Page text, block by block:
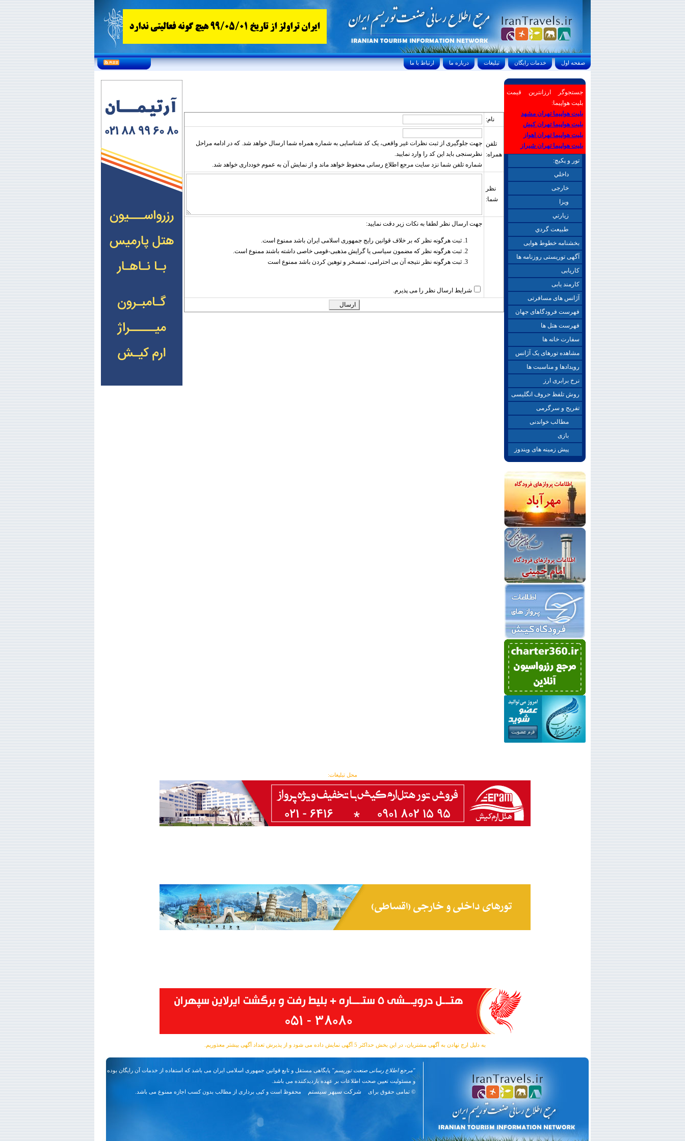
ارتباط با ما درباره ما تبليغات خدمات رايگان صفحه اول
نام:
تلفن
همراه:
جهت جلوگیری از ثبت نظرات غیر واقعی، یک کد شناسایی به شماره همراه شما ارسال خواهد شد. که در ادامه مراحل
نظرسنجی باید این کد را وارد نمایید.
شماره تلفن شما نزد سایت مرجع اطلاع رسانی محفوظ خواهد ماند و از نمایش آن به عموم خودداری خواهد شد.
نظر
شما:
جهت ارسال نظر لطفا به نکات زیر دقت نمایید:
ثبت هرگونه نظر که بر خلاف قوانین رایج جمهوری اسلامی ایران باشد ممنوع است.
ثبت هرگونه نظر که مضمون سیاسی یا گرایش مذهبی-قومی خاصی داشته باشند ممنوع است.
ثبت هرگونه نظر نتیجه آن بی احترامی، تمسخر و توهین کردن باشد ممنوع است
شرایط ارسال نظر را می پذیرم.
جستجوگر ارزانترین قیمت
بلیت هواپیما:
بلیت هواپیما تهران مشهد
بلیت هواپیما تهران کیش
بلیت هواپیما تهران اهواز
بلیت هواپیما تهران شیراز
تور و پکیچ:
داخلي
خارجی
ويزا
زيارتي
طبيعت گردي
بخشنامه خطوط هوایی
آگهی توریستی روزنامه ها
کاریابی
کارمند یابی
آژانس های مسافرتی
فهرست فرودگاهای جهان
فهرست هتل ها
سفارت خانه ها
مشاهده تورهای یک آژانس
رویدادها و مناسبت ها
نرخ برابری ارز
روش تلفظ حروف انگلیسی
تفریح و سرگرمی
مطالب خواندنی
بازی
پیش زمینه های ویندوز
محل تبلیغات:
به دلیل ارج نهادن به آگهی مشتریان، در این بخش حداکثر 5 آگهی نمایش داده می شود و از پذیرش تعداد آگهی بیشتر معذوریم.
"مرجع اطلاع رسانی صنعت توریسم" پایگاهی مستقل و تابع قوانین جمهوری اسلامی ایران می باشد که استفاده از خدمات آن رایگان بوده
و مسئوليت تعیین صحت اطلاعات بر عهده بازدیدکننده می باشد.
© تمامی حقوق برای
شرکت سپهر سیستم محفوظ است و کپی برداری از مطالب بدون کسب اجازه ممنوع می باشد.